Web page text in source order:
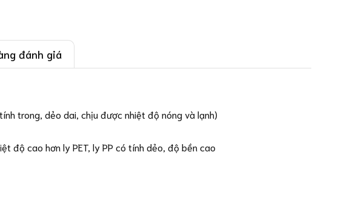
đánh giá
trong, dẻo dai, chịu được nhiệt độ nóng và lạnh)
độ cao hơn ly PET, ly PP có tính dẻo, độ bền cao